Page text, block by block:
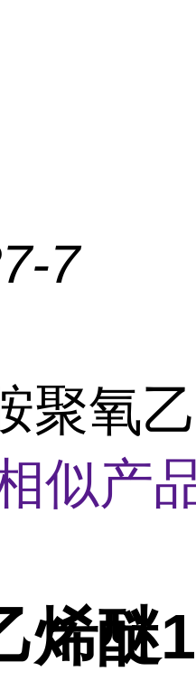
7
聚氧
似产
烯醚